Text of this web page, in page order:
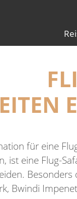
für eine
ist eine Flug-
Bwindi